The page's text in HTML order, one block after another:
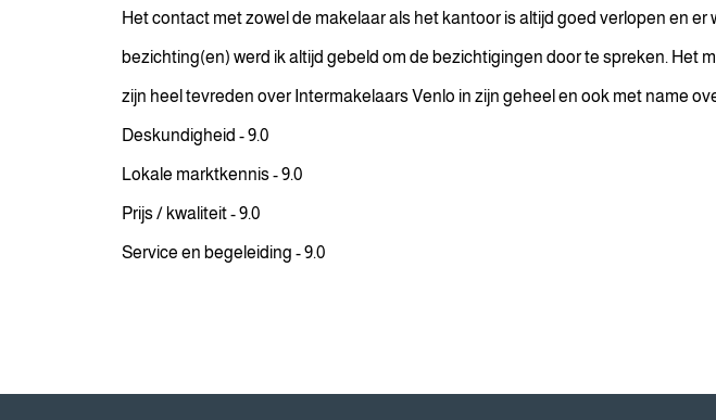
Het contact met zowel de makelaar als het kantoor is altijd goed verlopen en
bezichting(en) werd ik altijd gebeld om de bezichtigingen door te spreken. Het
zijn heel tevreden over Intermakelaars Venlo in zijn geheel en ook met name
Deskundigheid - 9.0
Lokale marktkennis - 9.0
Prijs / kwaliteit - 9.0
Service en begeleiding - 9.0